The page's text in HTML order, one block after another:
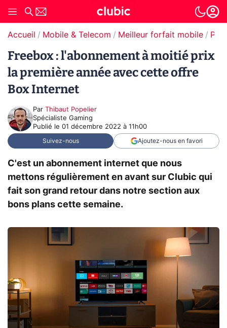
Accueil Mobile & Telecom Meilleur forfait mobile
Freebox : l'abonnement à moitié prix
la première année avec cette offre
Box Internet
Par Thibaut Popelier
Spécialiste Gaming
Publié le 01 décembre 2022 à 11h00
Suivez-nous Ajoutez-nous en favori
C'est un abonnement internet que nous
mettons régulièrement en avant sur Clubic qui
fait son grand retour dans notre section aux
bons plans cette semaine.